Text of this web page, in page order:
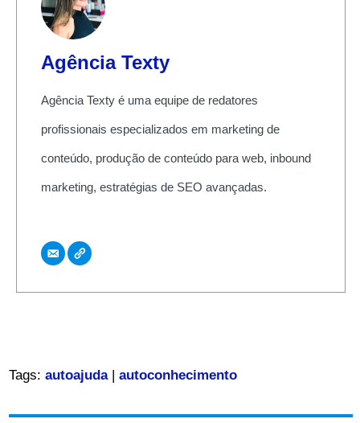
Agência Texty
Agência Texty é uma equipe de redatores
profissionais especializados em marketing de
conteúdo, produção de conteúdo para web, inbound
marketing, estratégias de SEO avançadas.
Tags: autoajuda| autoconhecimento